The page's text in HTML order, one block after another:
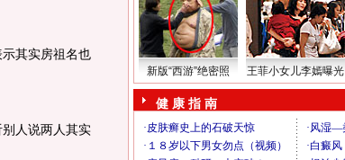
其实房祖名也
人说两人其实
新版“西游”绝密照 王菲小女儿李嫣曝光
健 康 指 南